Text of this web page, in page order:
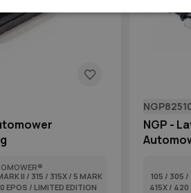
II / 315 / 315X / 5 MARK
EPOS / LIMITED EDITION
NGP -
105 / 305 /
415X /